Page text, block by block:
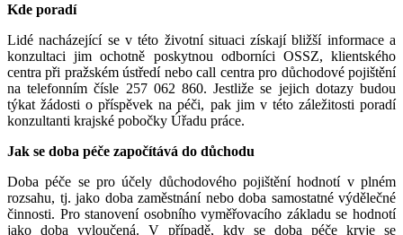
Kde poradí
Lidé nacházející se v této životní situaci získají bližší informace a
konzultaci jim ochotně poskytnou odborníci OSSZ, klientského
centra při pražském ústředí nebo call centra pro důchodové pojištění
na telefonním čísle 257 062 860. Jestliže se jejich dotazy budou
týkat žádosti o příspěvek na péči, pak jim v této záležitosti poradí
konzultanti krajské pobočky Úřadu práce.
Jak se doba péče započítává do důchodu
Doba péče se pro účely důchodového pojištění hodnotí v plném
rozsahu, tj. jako doba zaměstnání nebo doba samostatné výdělečné
činnosti. Pro stanovení osobního vyměřovacího základu se hodnotí
jako doba vyloučená. V případě, kdy se doba péče kryje se